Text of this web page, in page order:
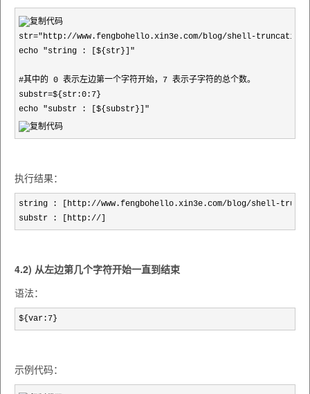
str="http://www.fengbohello.xin3e.com/blog/shell-
echo "string : [${str}]"
#其中的 0 表示左边第一个字符开始，7 表示子字符的总个数。
substr=${str:0:7}
echo "substr : [${substr}]"
执行结果：
string : [http://www.fengbohello.xin3e.com/blog/shell-
substr : [http://]
4.2) 从左边第几个字符开始一直到结束
语法：
${var:7}
示例代码：